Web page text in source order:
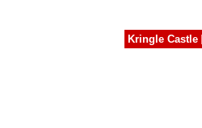
Kringle Castle